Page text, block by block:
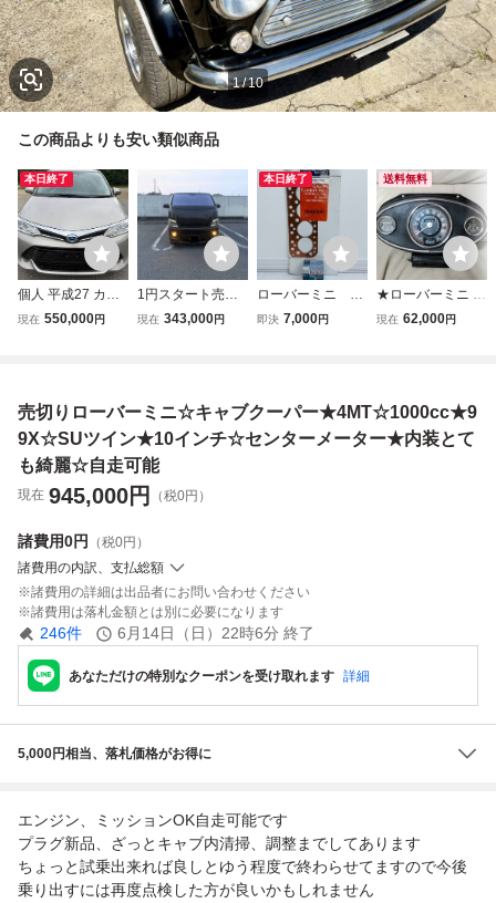
1/10
この商品よりも安い類似商品
本日終了
個人 平成27 カロ
ーラアクシオ ハイ
現在 550,000円
1円スタート売り
切り25年式 NV35
Km
現在 343,000円
本日終了
ローバーミニ １
０００ｃｃ ＵＮ
品
即決 7,000円
送料無料
★ローバーミニ 2
00Km表示 動作
ニクーパー
現在 62,000円
売切りローバーミニ☆キャブクーパー★4MT☆1000cc★9
9X☆SUツイン★10インチ☆センターメーター★内装とて
も綺麗☆自走可能
現在 945,000円 （税0円）
諸費用0円
（税0円）
諸費用の内訳、支払総額
諸費用の詳細は出品者にお問い合わせください
諸費用は落札金額とは別に必要になります
246件 6月14日（日）22時6分 終了
あなただけの特別なクーポンを受け取れます 詳細
5,000円相当、落札価格がお得に
エンジン、ミッションOK自走可能です
プラグ新品、ざっとキャブ内清掃、調整までしてあります
ちょっと試乗出来れば良しとゆう程度で終わらせてますので今後
乗り出すには再度点検した方が良いかもしれません